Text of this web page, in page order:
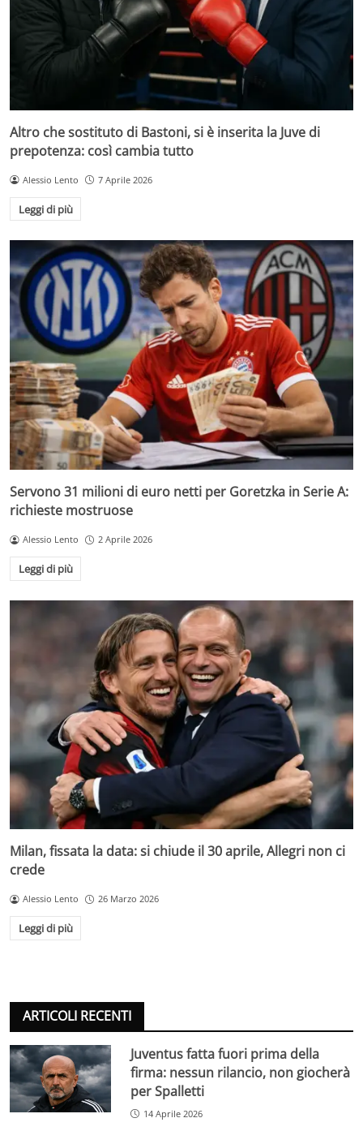
Altro che sostituto di Bastoni, si è inserita la Juve di
prepotenza: così cambia tutto
Alessio Lento 7 Aprile 2026
Leggi di più
Servono 31 milioni di euro netti per Goretzka in Serie A:
richieste mostruose
Alessio Lento 2 Aprile 2026
Leggi di più
Milan, fissata la data: si chiude il 30 aprile, Allegri non ci
crede
Alessio Lento 26 Marzo 2026
Leggi di più
ARTICOLI RECENTI
Juventus fatta fuori prima della
firma: nessun rilancio, non giocherà
per Spalletti
14 Aprile 2026